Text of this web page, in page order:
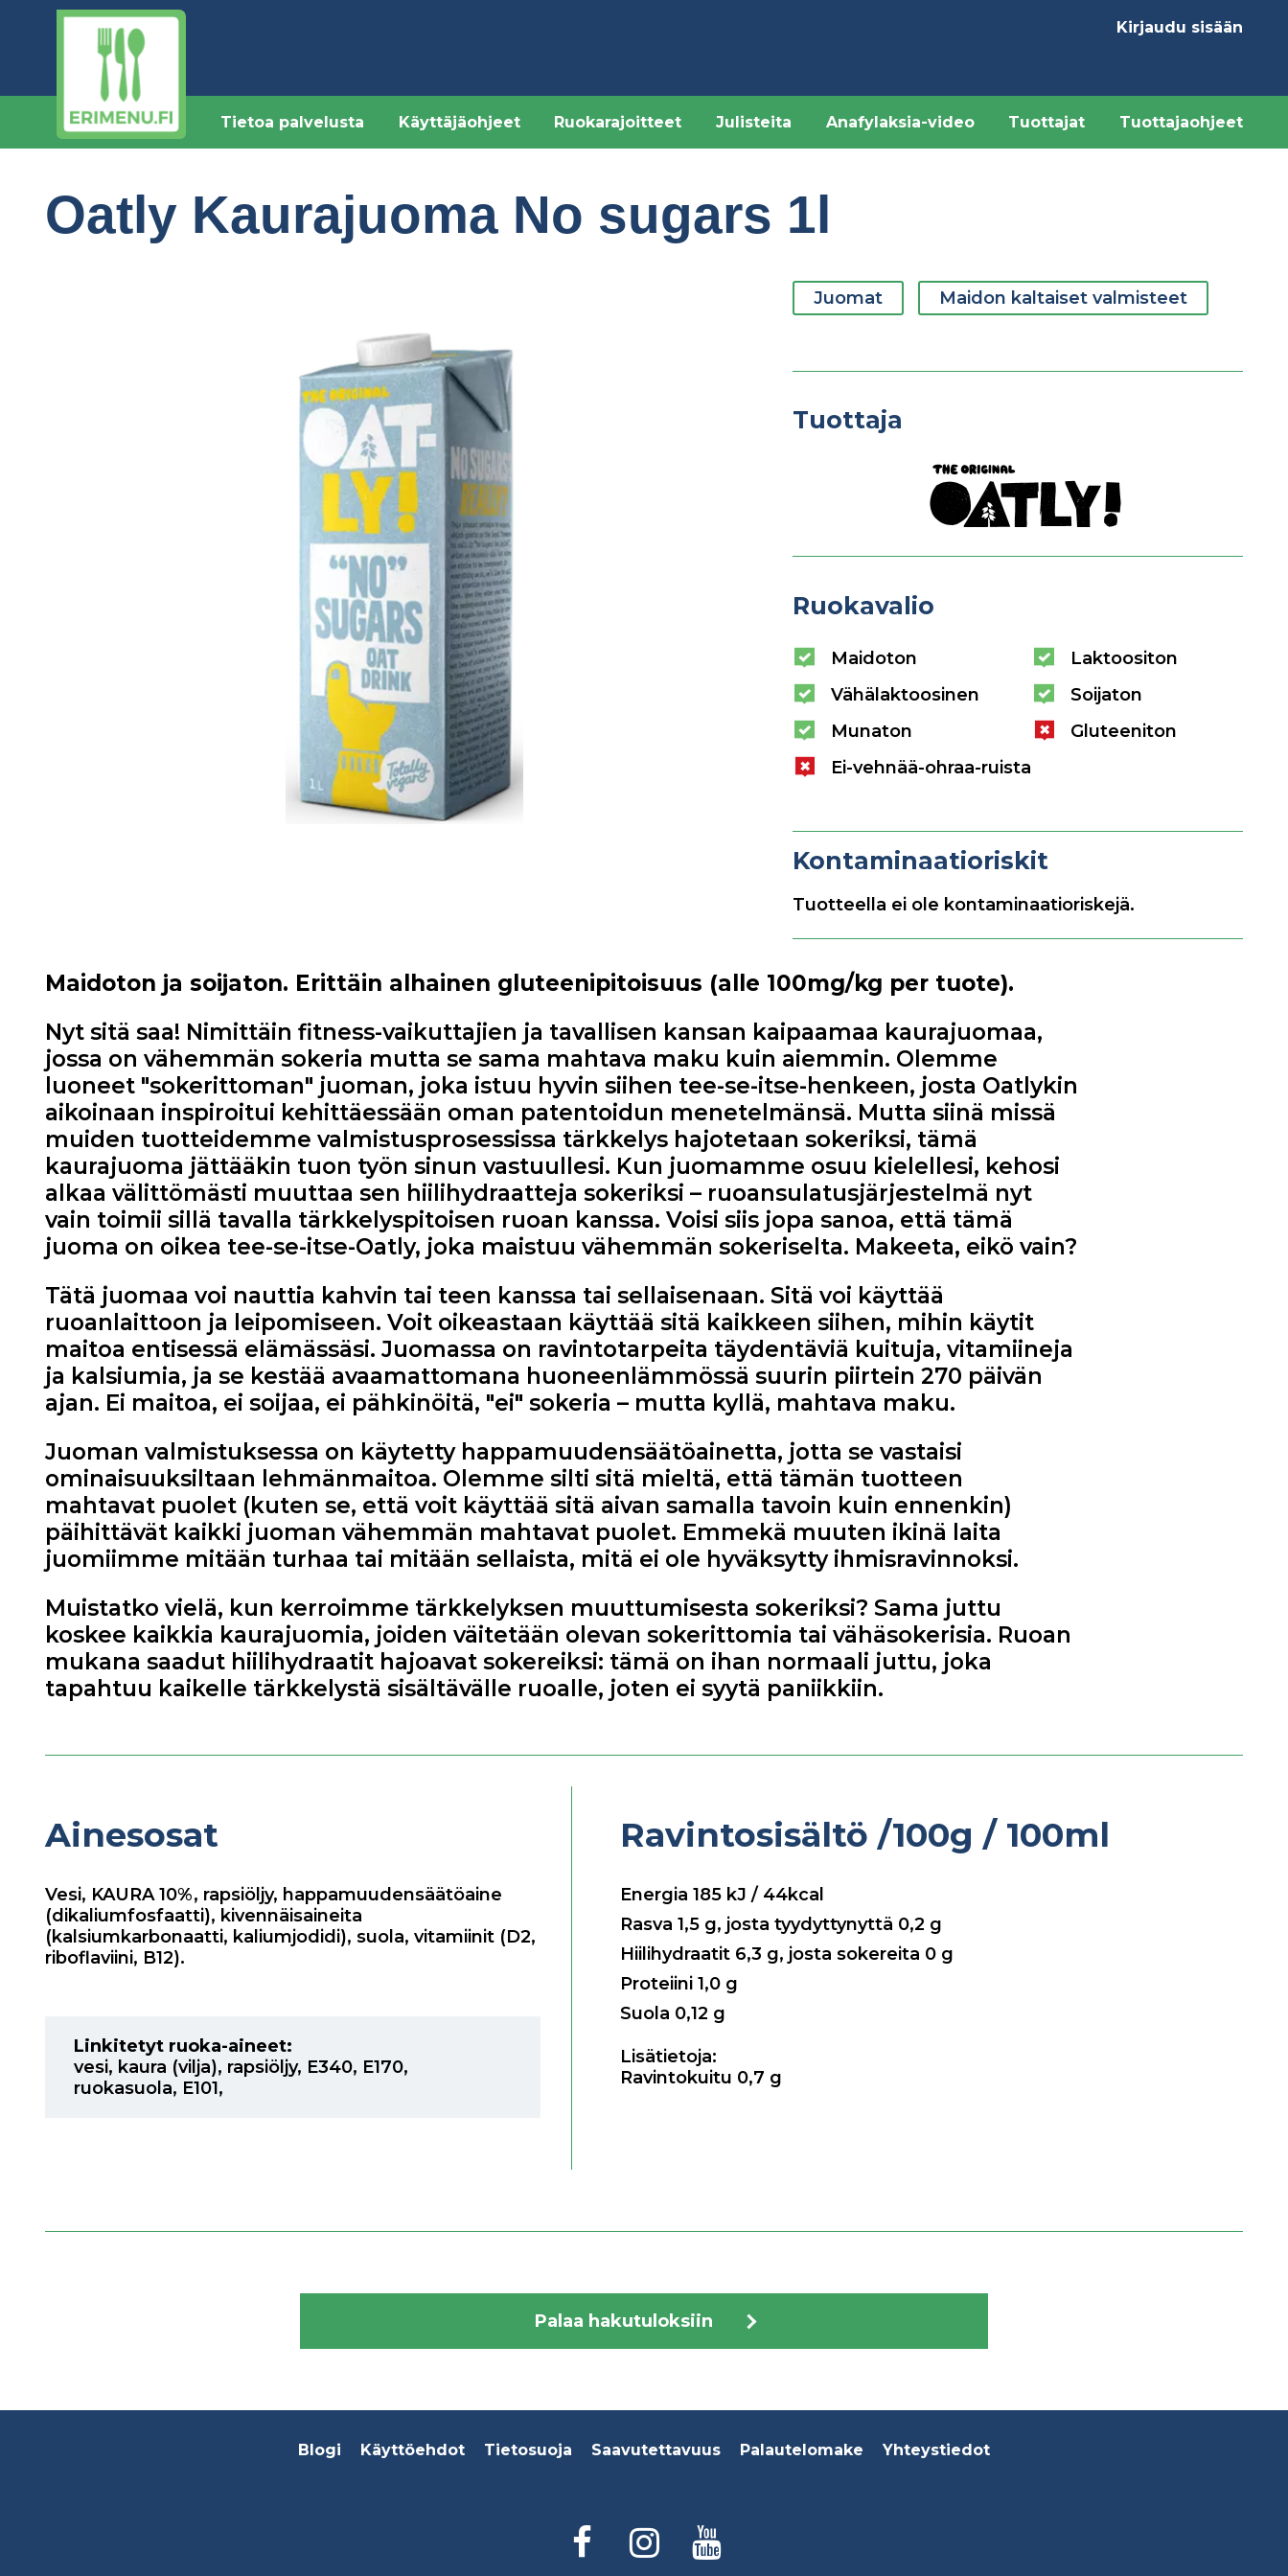
Hyppää
Käyttäjävalikko
Kirjaudu sisään
Tietoa palvelusta Käyttäjäohjeet Ruokarajoitteet Julisteita Anafylaksia-video Tuottajat Tuottajaohjeet
Oatly Kaurajuoma No sugars 1l
Juomat Maidon kaltaiset valmisteet
Tuottaja
Ruokavalio
Maidoton
Laktoositon
Vähälaktoosinen
Soijaton
Munaton
Gluteeniton
Ei-vehnää-ohraa-ruista
Kontaminaatioriskit
Tuotteella ei ole kontaminaatioriskejä.
Maidoton ja soijaton. Erittäin alhainen gluteenipitoisuus (alle 100mg/kg per tuote).
Nyt sitä saa! Nimittäin fitness-vaikuttajien ja tavallisen kansan kaipaamaa kaurajuomaa,
jossa on vähemmän sokeria mutta se sama mahtava maku kuin aiemmin. Olemme
luoneet "sokerittoman" juoman, joka istuu hyvin siihen tee-se-itse-henkeen, josta Oatlykin
aikoinaan inspiroitui kehittäessään oman patentoidun menetelmänsä. Mutta siinä missä
muiden tuotteidemme valmistusprosessissa tärkkelys hajotetaan sokeriksi, tämä
kaurajuoma jättääkin tuon työn sinun vastuullesi. Kun juomamme osuu kielellesi, kehosi
alkaa välittömästi muuttaa sen hiilihydraatteja sokeriksi – ruoansulatusjärjestelmä nyt
vain toimii sillä tavalla tärkkelyspitoisen ruoan kanssa. Voisi siis jopa sanoa, että tämä
juoma on oikea tee-se-itse-Oatly, joka maistuu vähemmän sokeriselta. Makeeta, eikö vain?
Tätä juomaa voi nauttia kahvin tai teen kanssa tai sellaisenaan. Sitä voi käyttää
ruoanlaittoon ja leipomiseen. Voit oikeastaan käyttää sitä kaikkeen siihen, mihin käytit
maitoa entisessä elämässäsi. Juomassa on ravintotarpeita täydentäviä kuituja, vitamiineja
ja kalsiumia, ja se kestää avaamattomana huoneenlämmössä suurin piirtein 270 päivän
ajan. Ei maitoa, ei soijaa, ei pähkinöitä, "ei" sokeria – mutta kyllä, mahtava maku.
Juoman valmistuksessa on käytetty happamuudensäätöainetta, jotta se vastaisi
ominaisuuksiltaan lehmänmaitoa. Olemme silti sitä mieltä, että tämän tuotteen
mahtavat puolet (kuten se, että voit käyttää sitä aivan samalla tavoin kuin ennenkin)
päihittävät kaikki juoman vähemmän mahtavat puolet. Emmekä muuten ikinä laita
juomiimme mitään turhaa tai mitään sellaista, mitä ei ole hyväksytty ihmisravinnoksi.
Muistatko vielä, kun kerroimme tärkkelyksen muuttumisesta sokeriksi? Sama juttu
koskee kaikkia kaurajuomia, joiden väitetään olevan sokerittomia tai vähäsokerisia. Ruoan
mukana saadut hiilihydraatit hajoavat sokereiksi: tämä on ihan normaali juttu, joka
tapahtuu kaikelle tärkkelystä sisältävälle ruoalle, joten ei syytä paniikkiin.
Ainesosat
Vesi, KAURA 10%, rapsiöljy, happamuudensäätöaine
(dikaliumfosfaatti), kivennäisaineita
(kalsiumkarbonaatti, kaliumjodidi), suola, vitamiinit (D2,
riboflaviini, B12).
Linkitetyt ruoka-aineet:
vesi, kaura (vilja), rapsiöljy, E340, E170,
ruokasuola, E101,
Ravintosisältö /100g / 100ml
Energia 185kJ / 44kcal
Rasva 1,5g, josta tyydyttynyttä 0,2 g
Hiilihydraatit 6,3 g, josta sokereita 0g
Proteiini 1,0g
Suola 0,12 g
Lisätietoja:
Ravintokuitu 0,7 g
Palaa hakutuloksiin
Blogi Käyttöehdot Tietosuoja Saavutettavuus Palautelomake Yhteystiedot